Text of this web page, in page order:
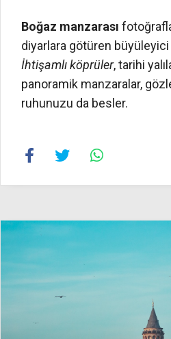
Boğaz manzarası
diyarlara götüren
İhtişamlı köprüler, tarihi
panoramik manzaralar,
ruhunuzu da besler.